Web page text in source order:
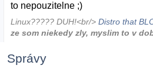
to nepouzitelne ;)
Linux????? DUH!<br/>Distro that
ze som niekedy zly, myslim to v
Správy